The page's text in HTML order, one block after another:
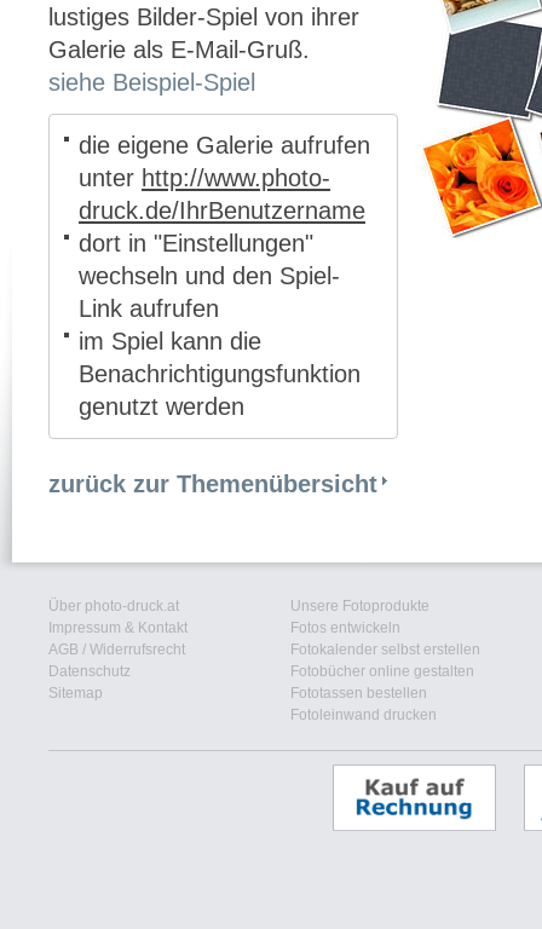
lustiges Bilder-Spiel von ihrer
Galerie als E-Mail-Gruß.
siehe Beispiel-Spiel
die eigene Galerie aufrufen
unter http://www.photo-
druck.de/IhrBenutzername
dort in "Einstellungen"
wechseln und den Spiel-
Link aufrufen
im Spiel kann die
Benachrichtigungsfunktion
genutzt werden
zurück zur Themenübersicht
Über photo-druck.at
Impressum & Kontakt
AGB / Widerrufsrecht
Datenschutz
Sitemap
Unsere Fotoprodukte
Fotos entwickeln
Fotokalender selbst erstellen
Fotobücher online gestalten
Fototassen bestellen
Fotoleinwand drucken